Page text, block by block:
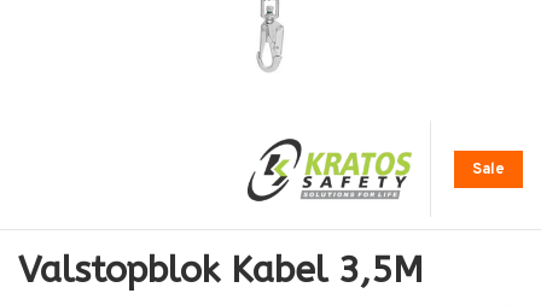
Sale
Valstopblok Kabel 3,5M